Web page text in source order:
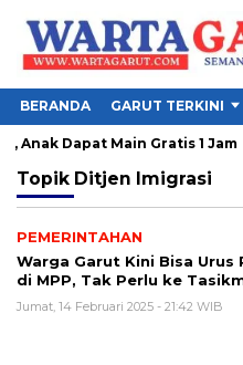
BERANDA GARUT TERKINI
Dapat Main Gratis 1 Jam
Topik Ditjen Imigrasi
PEMERINTAHAN
Warga Garut Kini Bisa Urus
di MPP, Tak Perlu ke
Jumat, 14 Februari 2025 - 21:42 WIB